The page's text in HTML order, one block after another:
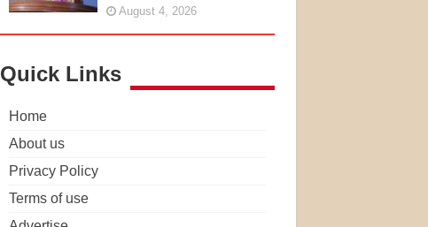
August 4, 2026
Quick Links
Home
About us
Privacy Policy
Terms of use